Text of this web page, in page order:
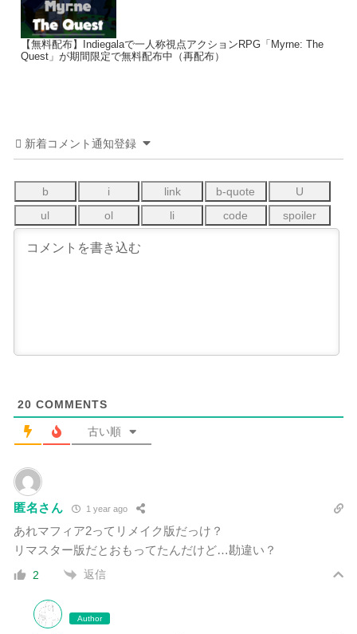
【無料配布】Indiegalaで一人称視点アクションRPG「Myrne: The
Quest」が期間限定で無料配布中（再配布）
新着コメント通知登録
20 COMMENTS
古い順
匿名さん 1 year ago
あれマフィア2ってリメイク版だっけ？
リマスター版だとおもってたんだけど…勘違い？
2 返信
Author